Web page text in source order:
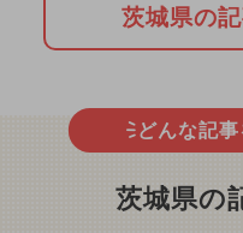
茨城県の
どんな記
茨城県の